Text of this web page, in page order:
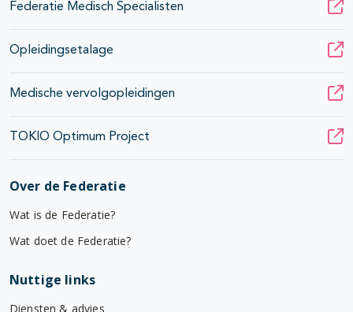
Federatie Medisch Specialisten
Opleidingsetalage
Medische vervolgopleidingen
TOKIO Optimum Project
Over de Federatie
Wat is de Federatie?
Wat doet de Federatie?
Nuttige links
Diensten & advies